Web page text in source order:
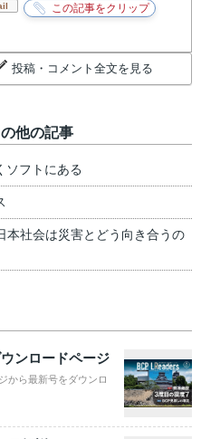
投稿・コメント全文を見る
他の記事
ソフトにある
本社会は災害とどう向き合うの
ンロードページ
から最新号をダウンロ